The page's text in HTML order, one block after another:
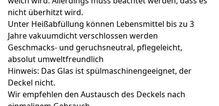
nicht überhitzt wird.
Unter Heißabfüllung können Lebensmittel bis zu 3
Jahre vakuumdicht verschlossen werden
Geschmacks- und geruchsneutral, pflegeleicht,
absolut umweltfreundlich
Hinweis: Das Glas ist spülmaschinengeeignet, der
Deckel nicht.
Wir empfehlen den Austausch des Deckels nach